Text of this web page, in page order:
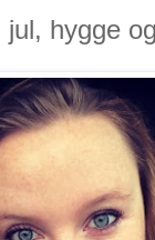
hygge